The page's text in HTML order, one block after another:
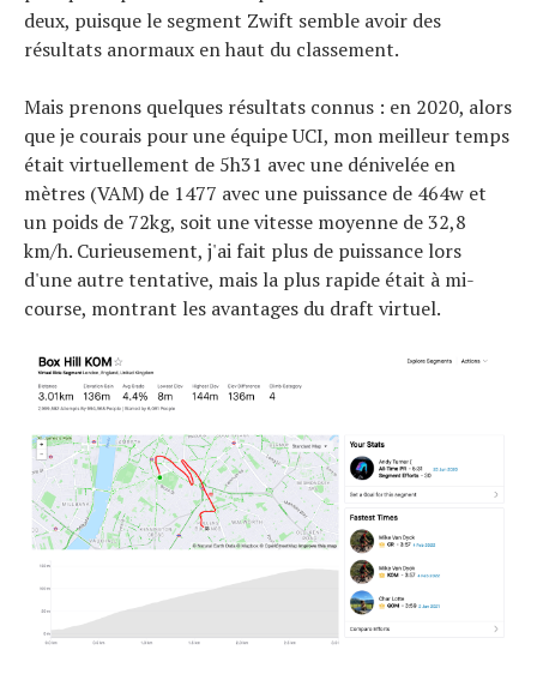
deux, puisque le segment Zwift semble avoir des
résultats anormaux en haut du classement.
Mais prenons quelques résultats connus : en 2020, alors
que je courais pour une équipe UCI, mon meilleur temps
était virtuellement de 5h31 avec une dénivelée en
mètres (VAM) de 1477 avec une puissance de 464w et
un poids de 72kg, soit une vitesse moyenne de 32,8
km/h. Curieusement, j'ai fait plus de puissance lors
d'une autre tentative, mais la plus rapide était à mi-
course, montrant les avantages du draft virtuel.
Actualités
Technologies
Conseils
Tendances
Tous nos articles
À propos